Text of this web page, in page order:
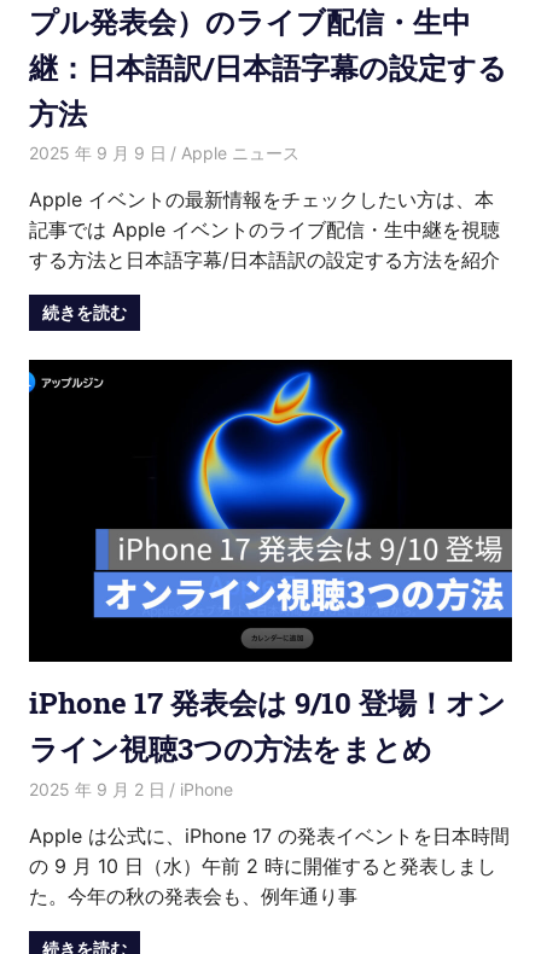
プル発表会）のライブ配信・生中
継：日本語訳/日本語字幕の設定する
方法
2025 年 9 月 9 日 愛麗絲
Apple ニュース
Apple イベントの最新情報をチェックしたい方は、本
記事では Apple イベントのライブ配信・生中継を視聴
する方法と日本語字幕/日本語訳の設定する方法を紹介
続きを読む
iPhone 17 発表会は 9/10 登場！オン
ライン視聴3つの方法をまとめ
2025 年 9 月 2 日 愛麗絲
iPhone
Apple は公式に、iPhone 17 の発表イベントを日本時間
の 9 月 10 日（水）午前 2 時に開催すると発表しまし
た。今年の秋の発表会も、例年通り事
続きを読む